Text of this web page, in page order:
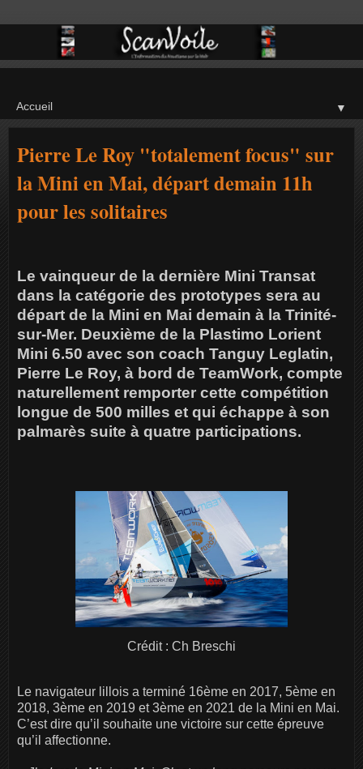
▼
Pierre Le Roy "totalement focus" sur
la Mini en Mai, départ demain 11h
pour les solitaires
Le vainqueur de la dernière Mini Transat
dans la catégorie des prototypes sera au
départ de la Mini en Mai demain à la Trinité-
sur-Mer. Deuxième de la Plastimo Lorient
Mini 6.50 avec son coach Tanguy Leglatin,
Pierre Le Roy, à bord de TeamWork, compte
naturellement remporter cette compétition
longue de 500 milles et qui échappe à son
palmarès suite à quatre participations.
Crédit : Ch Breschi
Le navigateur lillois a terminé 16ème en 2017, 5ème en
2018, 3ème en 2019 et 3ème en 2021 de la Mini en Mai.
C’est dire qu’il souhaite une victoire sur cette épreuve
qu’il affectionne.